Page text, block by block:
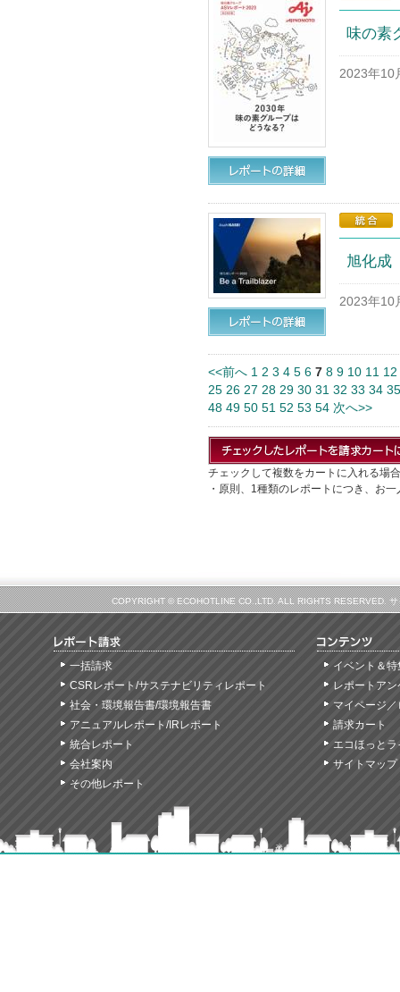
味の素
2023年10
旭化成
2023年10
<<前へ 1 2 3 4 5 6 7 8 9 10 11 12
25 26 27 28 29 30 31 32 33 34 35
48 49 50 51 52 53 54 次へ>>
チェックして複数をカートに入れる場
・原則、1種類のレポートにつき、お
COPYRIGHT © ECOHOTLINE CO.,LTD. ALL RIGHTS RESERVED.
一括請求
CSRレポート/サステナビリティレポート
社会・環境報告書/環境報告書
アニュアルレポート/IRレポート
統合レポート
会社案内
その他レポート
イベント＆特
レポートア
マイページ
請求カート
エコほっと
サイトマップ